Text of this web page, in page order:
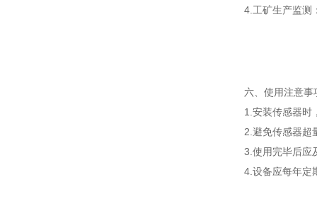
4.工矿生产监测
六、使用注意事
1.安装传感器时
2.避免传感器超
3.使用完毕后应
4.设备应每年定